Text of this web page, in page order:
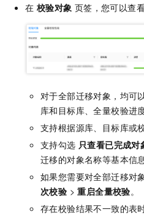
在 校验对象 页签，您可以查
对于全部迁移对象，均可
库和目标库、全量校验进
支持根据源库、目标库或
支持勾选 只查看已完成对
迁移的对象名称等基本信息
如果您需要对全部迁移对
次校验 >重启全量校验。
存在校验结果不一致的表